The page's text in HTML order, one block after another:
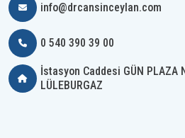
info@drcansinceylan.com
0 540 390 39 00
İstasyon Caddesi GÜN PLAZA
LÜLEBURGAZ